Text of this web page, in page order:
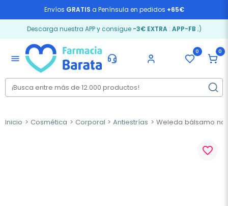
Envíos GRATIS a Península en pedidos +65€
Descarga nuestra APP y consigue -3€ EXTRA: APP-FB ;)
menu
0 0
Inicio Cosmética Corporal Antiestrías Weleda bálsamo
favorite_border